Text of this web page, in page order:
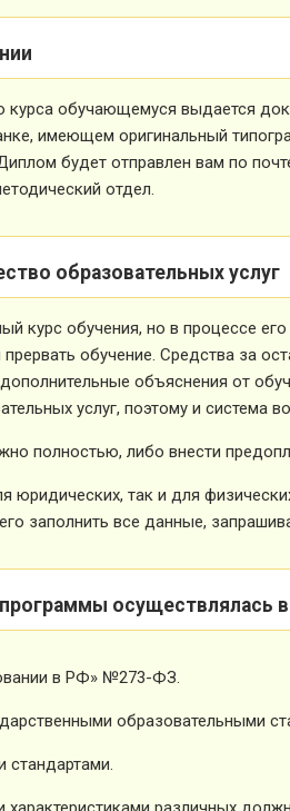
обучающемуся выдается
имеющем оригинальный
будет отправлен вам по
отдел.
образовательных услуг
курс обучения, но в процессе
прервать обучение. Средства за
объяснения от
услуг, поэтому и система
полностью, либо внести
юридических, так и для
заполнить все данные,
осуществлялась
в РФ» №273-ФЗ.
образовательными